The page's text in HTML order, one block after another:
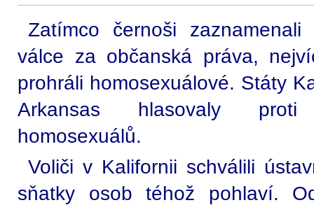
Zatímco černoši
válce za občanská práva,
prohráli homosexuálové. Státy
Arkansas hlasovaly proti
homosexuálů.
Voliči v Kalifornii schválili
sňatky osob téhož pohlaví.